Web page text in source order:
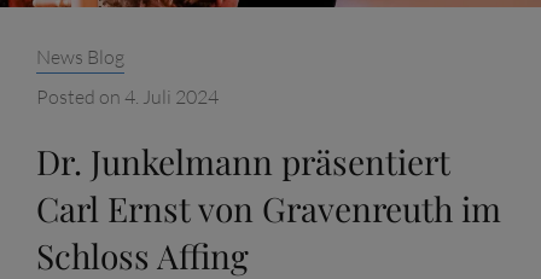
Categories:
News Blog
Posted on 4. Juli 2024
Dr. Junkelmann präsentiert
Carl Ernst von Gravenreuth im
Schloss Affing